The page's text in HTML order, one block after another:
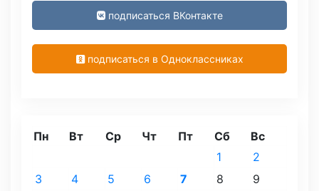
подписаться ВКонтакте
подписаться в Одноклассниках
Пн Вт Ср Чт Пт Сб Вс
1
2
3
4 5 6 7 8
9